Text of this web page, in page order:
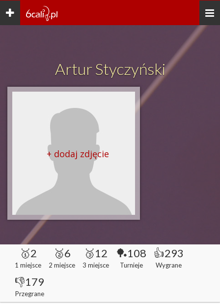
Toggle
navigation
Artur Styczyński
+ dodaj zdjęcie
🥇2
1 miejsce
🥈6
2 miejsce
🥉12
3 miejsce
🏓108
Turnieje
👍293
Wygrane
👎179
Przegrane